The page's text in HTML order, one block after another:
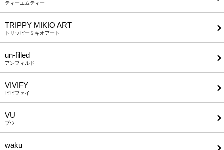
ティーエムティー
TRIPPY MIKIO ART
トリッピーミキオアート
un-filled
アンフィルド
VIVIFY
ビビファイ
VU
ブウ
waku